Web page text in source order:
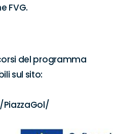
FVG.
del programma
sul sito: